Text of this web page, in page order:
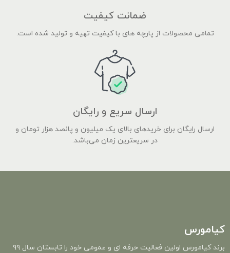
ضمانت کیفیت
تمامی محصولات از پارچه های با کیفیت تهیه و تولید شده است.
ارسال سریع و رایگان
ارسال رایگان برای خریدهای بالای یک میلیون و پانصد هزار تومان و
در سریعترین زمان می‌باشد.
کیامورس
برند کیامورس اولین فعالیت حرفه ای و عمومی خود را تابستان سال ۹۹